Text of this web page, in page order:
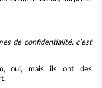
de confidentialité, c'est
oui, mais ils ont des